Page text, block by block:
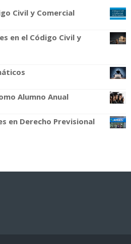
Civil y Comercial
en el Código Civil y
Alumno Anual
en Derecho Previsional